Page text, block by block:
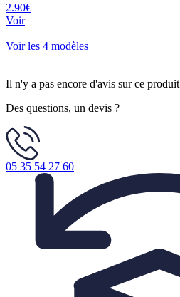
2.90€
Voir
Voir les 4 modèles
Il n'y a pas encore d'avis sur ce
Des questions, un devis ?
05 35 54 27 60